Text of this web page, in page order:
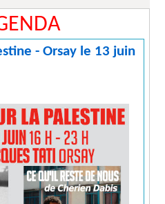
- Orsay le 13 juin